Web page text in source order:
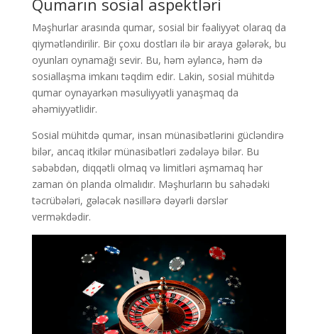
Məşhurlar arasında qumar, sosial bir fəaliyyət olaraq da
qiymətləndirilir. Bir çoxu dostları ilə bir araya gələrək, bu
oyunları oynamağı sevir. Bu, həm əyləncə, həm də
sosiallaşma imkanı təqdim edir. Lakin, sosial mühitdə
qumar oynayarkən məsuliyyətli yanaşmaq da
əhəmiyyətlidir.
Sosial mühitdə qumar, insan münasibətlərini gücləndirə
bilər, ancaq itkilər münasibətləri zədələyə bilər. Bu
səbəbdən, diqqətli olmaq və limitləri aşmamaq hər
zaman ön planda olmalıdır. Məşhurların bu sahədəki
təcrübələri, gələcək nəsillərə dəyərli dərslər
verməkdədir.